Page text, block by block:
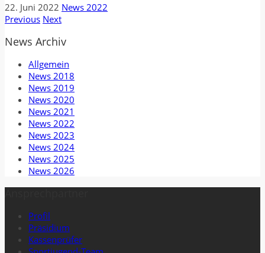
22. Juni 2022 News 2022
Previous Next
News Archiv
Allgemein
News 2018
News 2019
News 2020
News 2021
News 2022
News 2023
News 2024
News 2025
News 2026
Profil
Präsidium
Kassenprüfer